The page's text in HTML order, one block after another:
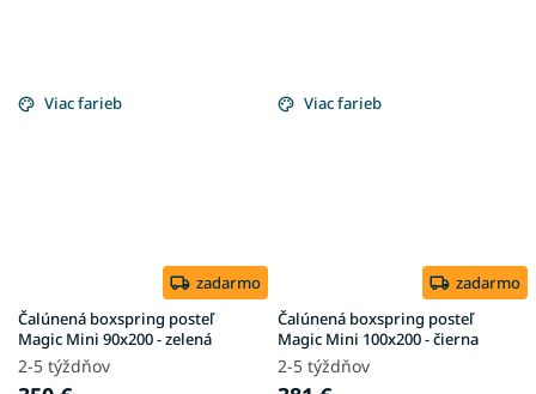
Viac farieb
zadarmo
Čalúnená boxspring posteľ
Magic Mini 90x200 - zelená
2-5 týždňov
Viac farieb
zadarmo
Čalúnená boxspring posteľ
Magic Mini 100x200 - čierna
2-5 týždňov